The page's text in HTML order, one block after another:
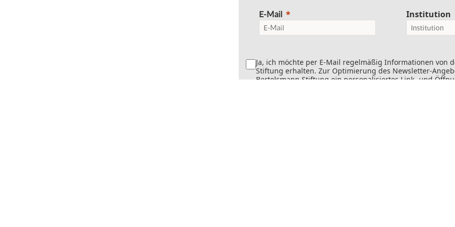
E-Mail Institution
Ja, ich möchte per E-Mail regelmäßig Informationen von
Stiftung erhalten. Zur Optimierung des Newsletter-
Bertelsmann Stiftung ein personalisiertes Link- und